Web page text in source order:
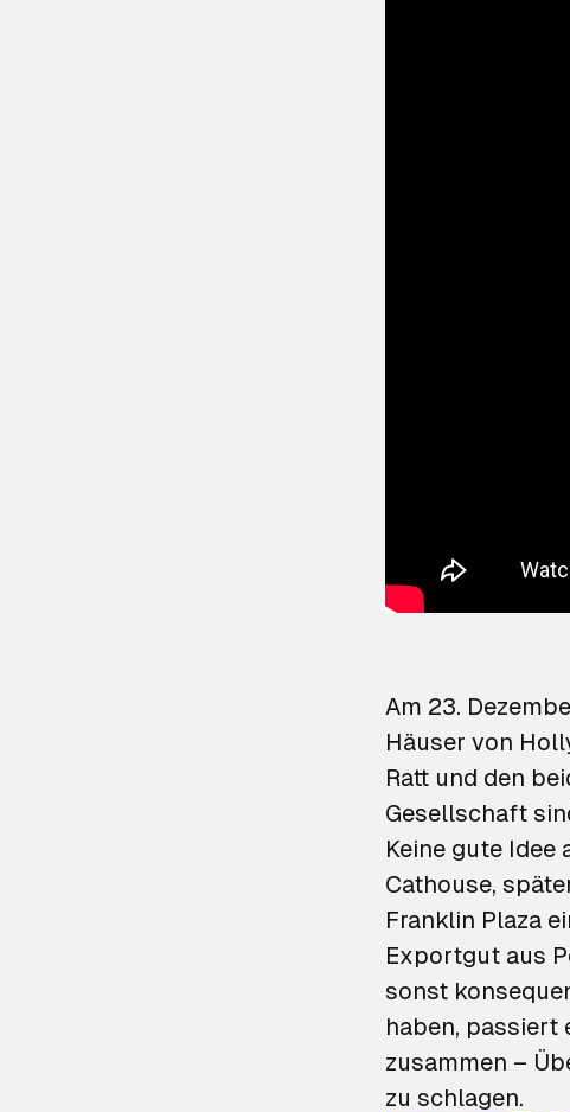
Am 23.
Häuser von
Rattund den
Gesellschaft
Keine gute Idee
Cathouse,
Franklin Plaza
Exportgut aus
sonst
haben, passiert
zusammen –
zu schlagen.